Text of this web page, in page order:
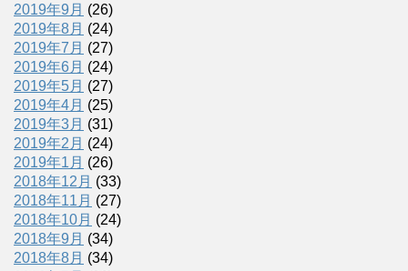
2019年9月 (26)
2019年8月 (24)
2019年7月 (27)
2019年6月 (24)
2019年5月 (27)
2019年4月 (25)
2019年3月 (31)
2019年2月 (24)
2019年1月 (26)
2018年12月 (33)
2018年11月 (27)
2018年10月 (24)
2018年9月 (34)
2018年8月 (34)